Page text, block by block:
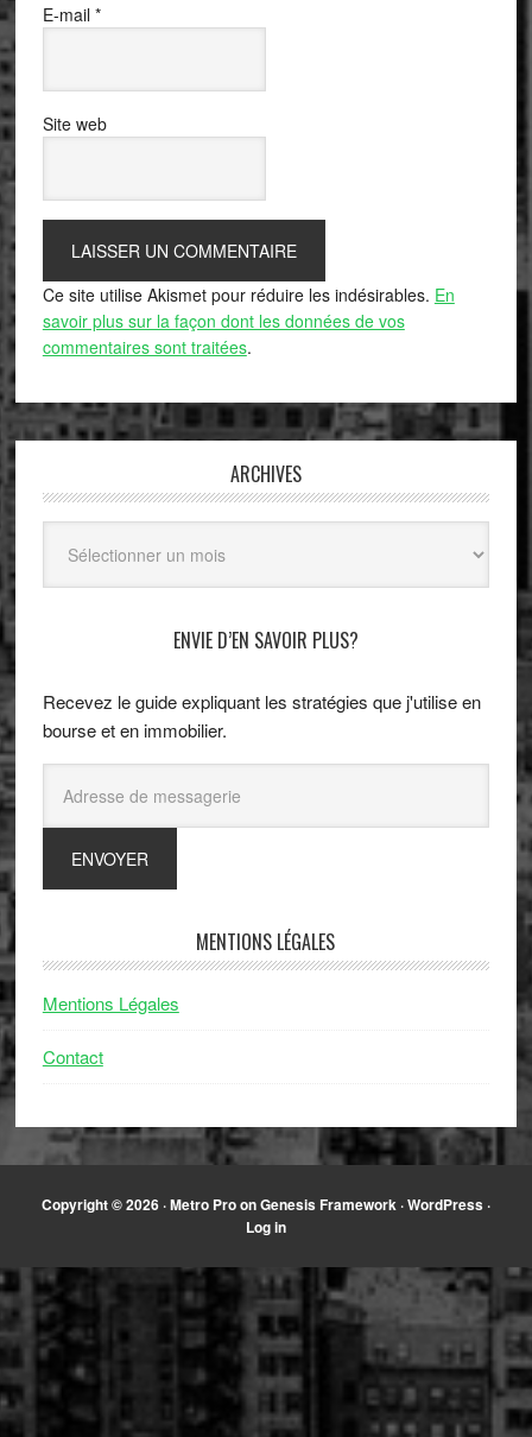
E-mail *
Site web
Ce site utilise Akismet pour réduire les indésirables. En
savoir plus sur la façon dont les données de vos
commentaires sont traitées.
ARCHIVES
ENVIE D’EN SAVOIR PLUS?
Recevez le guide expliquant les stratégies que j'utilise en
bourse et en immobilier.
MENTIONS LÉGALES
Mentions Légales
Contact
Copyright © 2026 ·Metro ProonGenesis Framework ·WordPress ·
Log in